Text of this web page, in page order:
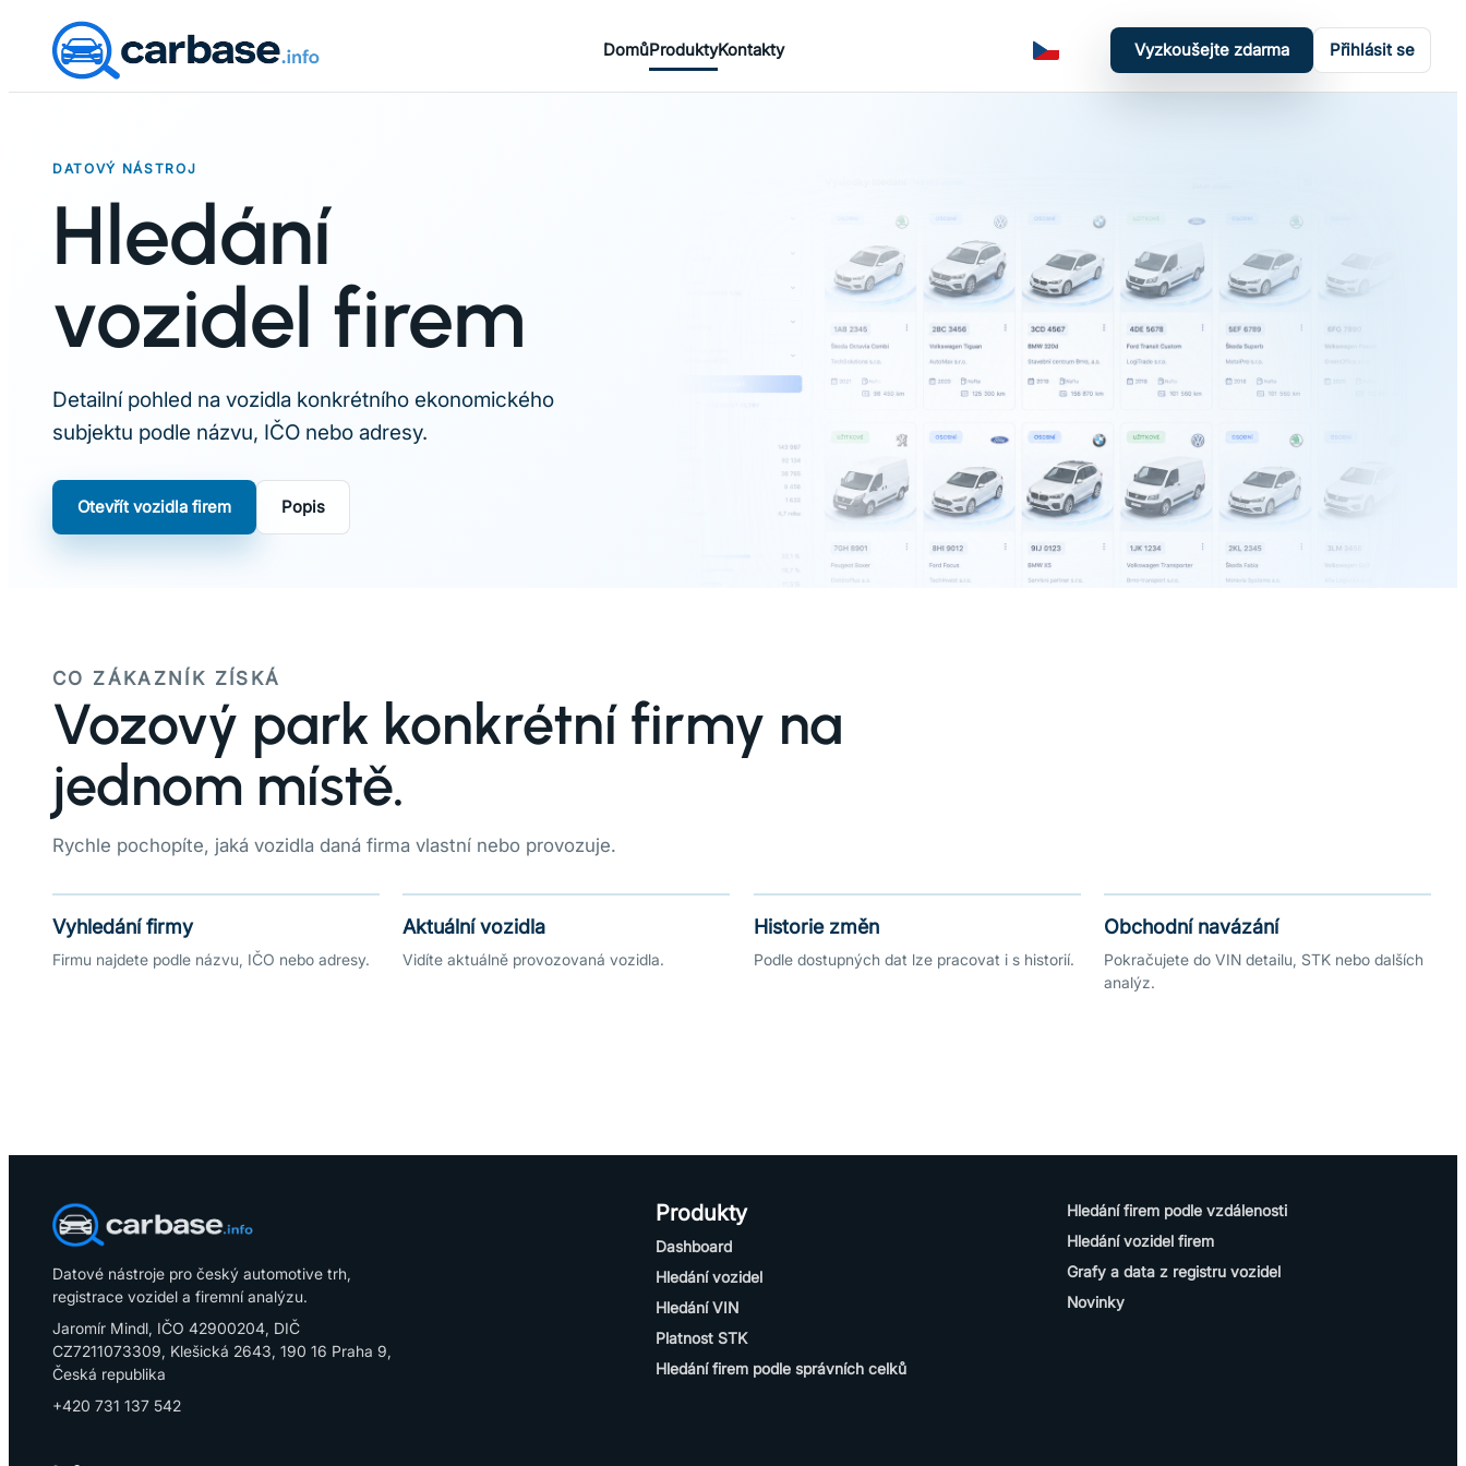
content
DomůProduktyKontakty
ČeštinaPřepnout tmavý režim
Vyzkoušejte zdarma Přihlásit se
DATOVÝ NÁSTROJ
Hledání
vozidel firem
Detailní pohled na vozidla konkrétního ekonomického
subjektu podle názvu, IČO nebo adresy.
Otevřít vozidla firem Popis
CO ZÁKAZNÍK ZÍSKÁ
Vozový park konkrétní firmy na
jednom místě.
Rychle pochopíte, jaká vozidla daná firma vlastní nebo provozuje.
Vyhledání firmy
Firmu najdete podle názvu, IČO nebo adresy.
Aktuální vozidla
Vidíte aktuálně provozovaná vozidla.
Historie změn
Podle dostupných dat lze pracovat i s historií.
Obchodní navázání
Pokračujete do VIN detailu, STK nebo dalších
analýz.
Datové nástroje pro český automotive trh,
registrace vozidel a firemní analýzu.
Jaromír Mindl, IČO 42900204, DIČ
CZ7211073309, Klešická 2643, 190 16 Praha 9,
Česká republika
+420 731 137 542
Produkty
Dashboard
Hledání vozidel
Hledání VIN
Platnost STK
Hledání firem podle správních celků
Hledání firem podle vzdálenosti
Hledání vozidel firem
Grafy a data z registru vozidel
Novinky